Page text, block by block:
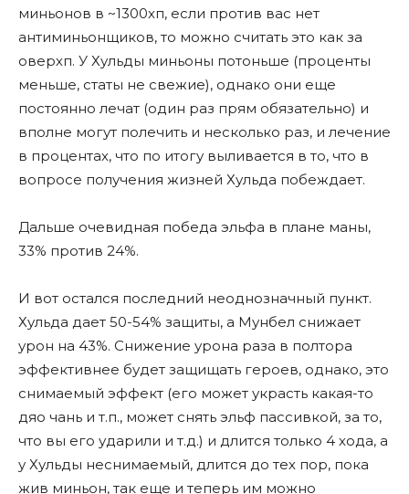
миньонов в ~1300хп, если против вас нет
антиминьонщиков, то можно считать это как за
оверхп. У Хульды миньоны потоньше (проценты
меньше, статы не свежие), однако они еще
постоянно лечат (один раз прям обязательно) и
вполне могут полечить и несколько раз, и лечение
в процентах, что по итогу выливается в то, что в
вопросе получения жизней Хульда побеждает.
Дальше очевидная победа эльфа в плане маны,
33% против 24%.
И вот остался последний неоднозначный пункт.
Хульда дает 50-54% защиты, а Мунбел снижает
урон на 43%. Снижение урона раза в полтора
эффективнее будет защищать героев, однако, это
снимаемый эффект (его может украсть какая-то
дяо чань и т.п., может снять эльф пассивкой, за то,
что вы его ударили и т.д.) и длится только 4 хода, а
у Хульды неснимаемый, длится до тех пор, пока
жив миньон, так еще и теперь им можно